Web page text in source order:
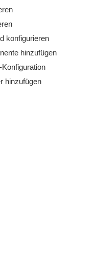
konfigurieren
hinzufügen
hinzufügen